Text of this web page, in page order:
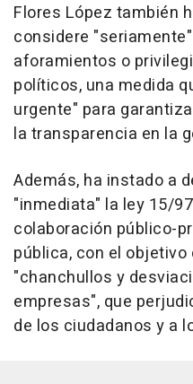
Flores López también
considere
aforamientos o
políticos, una medida
urgente" para
la transparencia en la
Además, ha instado a
"inmediata" la ley 15/
colaboración público-
pública, con el
"chanchullos y
empresas", que
de los ciudadanos y a